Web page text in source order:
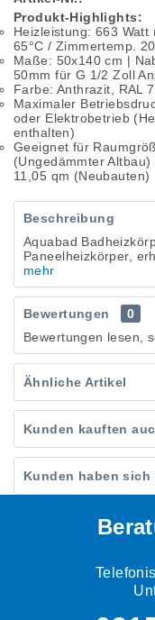
Produkt-Highlights:
Heizleistung: 663 Watt
65°C / Zimmertemp.
Maße: 50x140 cm |
50mm für G 1/2 Zoll
Farbe: Anthrazit, RAL
Maximaler
oder Elektrobetrieb
enthalten)
Geeignet für
(Ungedämmter
11,05 qm (Neubauten)
Beschreibung
Aquabad
Paneelheizkörper,
mehr
Bewertungen
0
Bewertungen lesen,
Ähnliche Artikel
Kunden kauften
Kunden haben sich